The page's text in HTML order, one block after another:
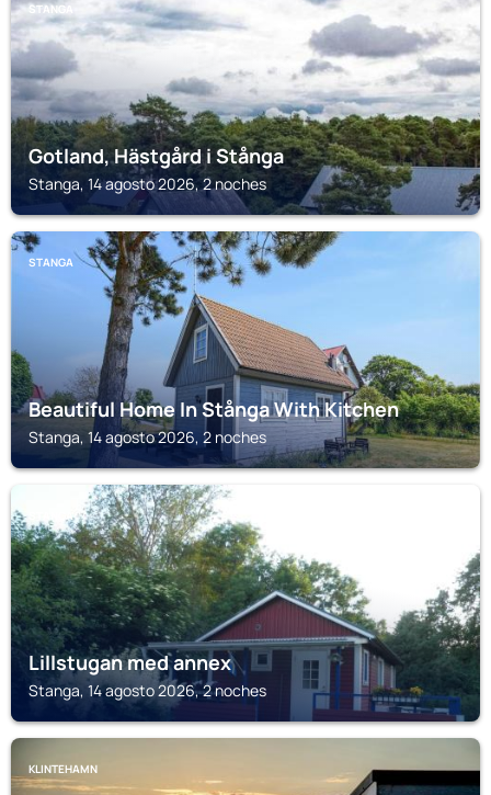
STANGA
Gotland, Hästgård i Stånga
Stanga, 14 agosto 2026, 2 noches
STANGA
Beautiful Home In Stånga With Kitchen
Stanga, 14 agosto 2026, 2 noches
STANGA
Lillstugan med annex
Stanga, 14 agosto 2026, 2 noches
KLINTEHAMN